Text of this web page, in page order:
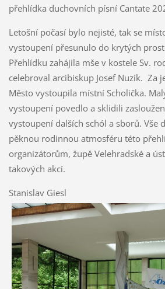
přehlídka duchovních písní Cantate
Letošní počasí bylo nejisté, tak se
vystoupení přesunulo do krytých
Přehlídku zahájila mše v kostele Sv.
celebroval arcibiskup Josef Nuzík. Za
Město vystoupila místní Scholička.
vystoupení povedlo a sklidili
vystoupení dalších schól a sborů. Vše
pěknou rodinnou atmosféru této
organizátorům, župě Velehradské a
takových akcí.
Stanislav Giesl